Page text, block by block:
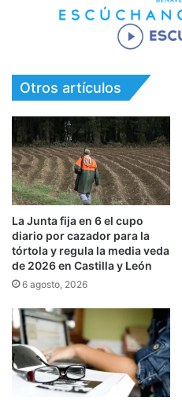
Otros artículos
La Junta fija en 6 el cupo
diario por cazador para la
tórtola y regula la media veda
de 2026 en Castilla y León
6 agosto, 2026